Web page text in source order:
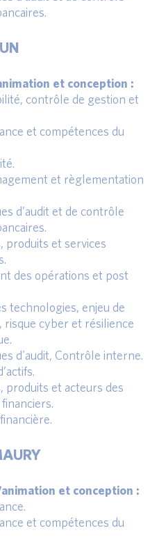
et conception :
contrôle de gestion et
et compétences du
et règlementation
d’audit et de contrôle
produits et services
des opérations et post
technologies, enjeu de
risque cyber et résilience
d'audit, Contrôle interne.
produits et acteurs des
et conception :
et compétences du